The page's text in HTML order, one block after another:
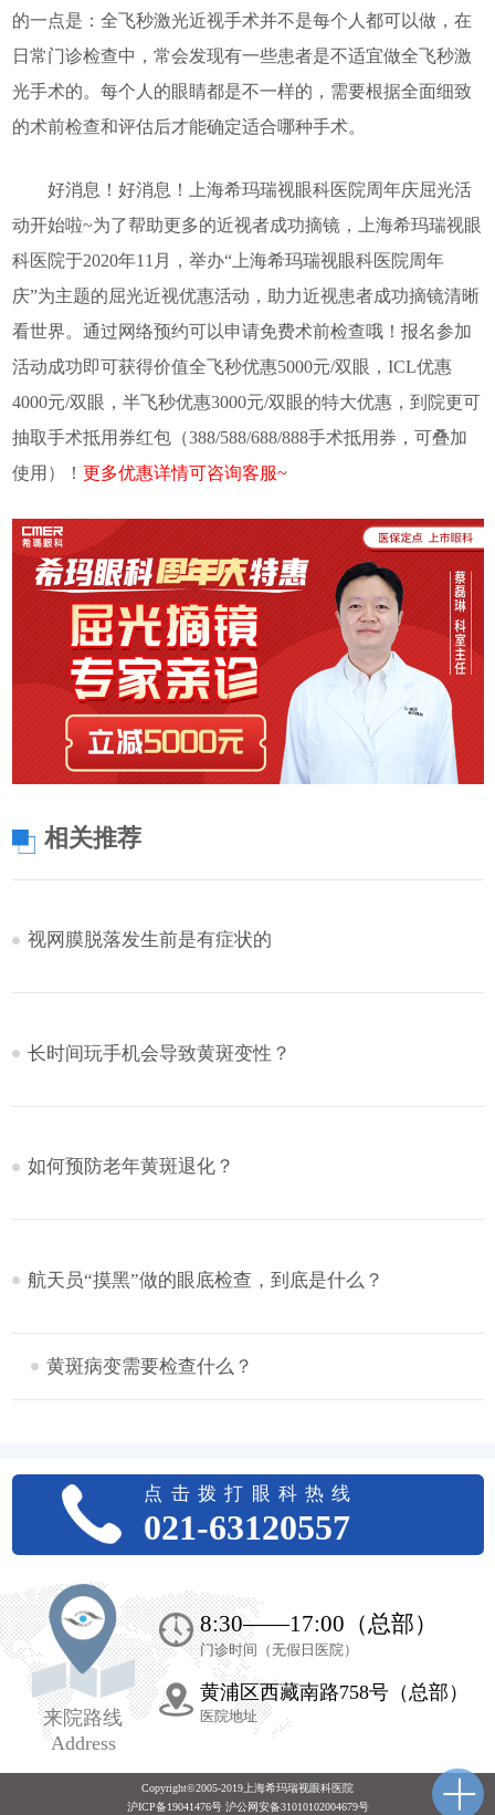
的一点是：全飞秒激光近视手术并不是每个人都可以做，在
日常门诊检查中，常会发现有一些患者是不适宜做全飞秒激
光手术的。每个人的眼睛都是不一样的，需要根据全面细致
的术前检查和评估后才能确定适合哪种手术。
好消息！好消息！上海希玛瑞视眼科医院周年庆屈光活
动开始啦~为了帮助更多的近视者成功摘镜，上海希玛瑞视眼
科医院于2020年11月，举办“上海希玛瑞视眼科医院周年
庆”为主题的屈光近视优惠活动，助力近视患者成功摘镜清晰
看世界。通过网络预约可以申请免费术前检查哦！报名参加
活动成功即可获得价值全飞秒优惠5000元/双眼，ICL优惠
4000元/双眼，半飞秒优惠3000元/双眼的特大优惠，到院更可
抽取手术抵用券红包（388/588/688/888手术抵用券，可叠加
使用）！ 更多优惠详情可咨询客服~
相关推荐
视网膜脱落发生前是有症状的
长时间玩手机会导致黄斑变性？
如何预防老年黄斑退化？
航天员“摸黑”做的眼底检查，到底是什么？
黄斑病变需要检查什么？
点击拨打眼科热线
021-63120557
来院路线
Address
8:30——17:00（总部）
门诊时间（无假日医院）
黄浦区西藏南路758号（总部）
医院地址
Copyright©2005-2019上海希玛瑞视眼科医院
沪ICP备19041476号 沪公网安备31010102004679号